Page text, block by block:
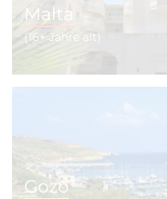
Malta
(16+ Jahre alt)
Gozo